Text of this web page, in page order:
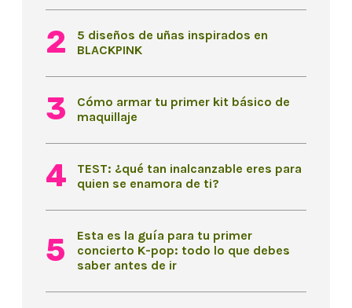
5 diseños de uñas inspirados en
BLACKPINK
Cómo armar tu primer kit básico de
maquillaje
TEST: ¿qué tan inalcanzable eres para
quien se enamora de ti?
Esta es la guía para tu primer
concierto K-pop: todo lo que debes
saber antes de ir